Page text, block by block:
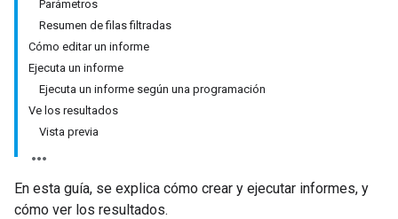
Parámetros
Resumen de filas filtradas
Cómo editar un informe
Ejecuta un informe
Ejecuta un informe según una programación
Ve los resultados
Vista previa
En esta guía, se explica cómo crear y ejecutar informes, y
cómo ver los resultados.